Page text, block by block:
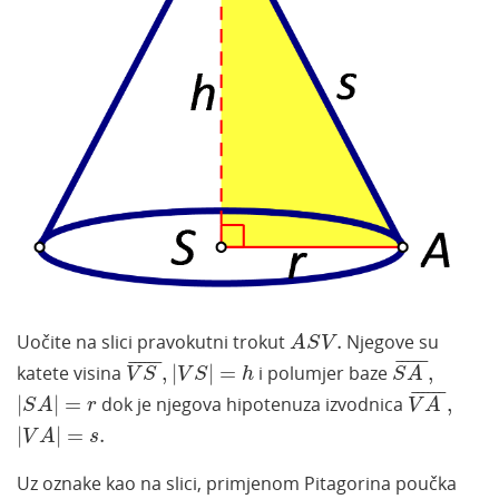
Uočite na slici pravokutni trokut ASV.
A SV.
Njegove su
katete visina ¯¯¯¯¯¯
V S ,
VS¯, V S| = h
VS=h i polumjer baze ¯¯¯¯¯
SA ,
SA¯,
SA = r
SA =r dok je njegova hipotenuza izvodnica ¯¯¯¯¯¯
V A ,
VA¯,
V A = s.
VA =s
Uz oznake kao na slici, primjenom Pitagorina poučka